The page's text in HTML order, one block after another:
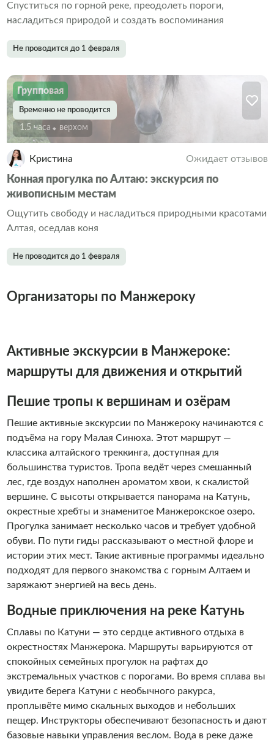
Спуститься по горной реке, преодолеть пороги,
насладиться природой и создать воспоминания
Не проводится до 1 февраля
Групповая
Временно не проводится
1.5 часа Верхом
Кристина Ожидает отзывов
Конная прогулка по Алтаю: экскурсия по
живописным местам
Ощутить свободу и насладиться природными красотами
Алтая, оседлав коня
Не проводится до 1 февраля
Организаторы по Манжероку
Активные экскурсии в Манжероке:
маршруты для движения и открытий
Пешие тропы к вершинам и озёрам
Пешие активные экскурсии по Манжероку начинаются с
подъёма на гору Малая Синюха. Этот маршрут —
классика алтайского треккинга, доступная для
большинства туристов. Тропа ведёт через смешанный
лес, где воздух наполнен ароматом хвои, к скалистой
вершине. С высоты открывается панорама на Катунь,
окрестные хребты и знаменитое Манжерокское озеро.
Прогулка занимает несколько часов и требует удобной
обуви. По пути гиды рассказывают о местной флоре и
истории этих мест. Такие активные программы идеально
подходят для первого знакомства с горным Алтаем и
заряжают энергией на весь день.
Водные приключения на реке Катунь
Сплавы по Катуни — это сердце активного отдыха в
окрестностях Манжерока. Маршруты варьируются от
спокойных семейных прогулок на рафтах до
экстремальных участков с порогами. Во время сплава вы
увидите берега Катуни с необычного ракурса,
проплывёте мимо скальных выходов и небольших
пещер. Инструкторы обеспечивают безопасность и дают
базовые навыки управления веслом. Вода в реке даже